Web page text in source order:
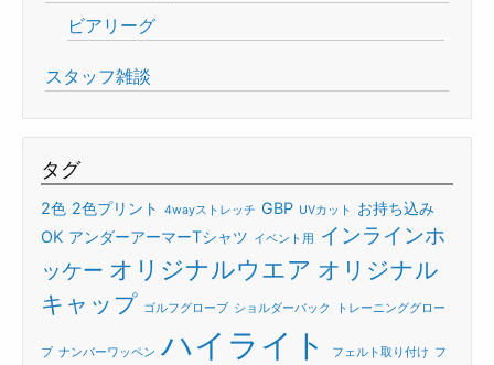
ビアリーグ
スタッフ雑談
タグ
2色 2色プリント 4wayストレッチ GBP UVカット
お持ち込み
OK アンダーアーマーTシャツ イベント用
インラインホ
ッケー オリジナルウエア オリジナル
キャップ ゴルフグローブ ショルダーバック トレーニンググロー
ブ ナンバーワッペン ハイライト フェルト取り付け フ